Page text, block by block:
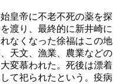
皇帝に不老不死の薬を探
渡り、最終的に新井崎に
なくなった徐福はこの地
天文、漁業、農業などの
変慕われた。死後は漂着
て祀られたという。疫病